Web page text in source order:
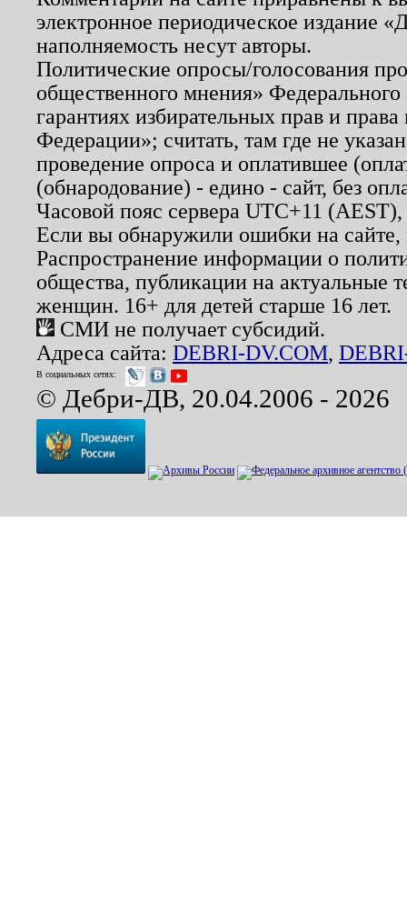
электронное периодическое издание
наполняемость несут авторы.
Политические опросы/голосования
общественного мнения»
гарантиях избирательных прав и
Федерации»; считать, там где не
проведение опроса и оплатившее
(обнародование) - едино - сайт, без
Часовой пояс сервера UTC+11
Если вы обнаружили ошибки на
Распространение информации о
общества, публикации на актуальные
женщин. 16+ для детей старше 16 лет.
СМИ не получает субсидий.
Адреса сайта: DEBRI-DV.COM,
В социальных сетях:
© Дебри-ДВ, 20.04.2006 - 2026